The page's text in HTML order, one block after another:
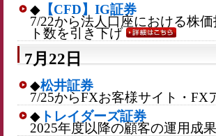
◆ 【CFD】IG証券
7/22から法人口座における株
ト数を引き下げ
7月22日
◆松井証券
7/25からFXお客様サイト・FX
◆ トレイダーズ証券
2025年度以降の顧客の運用成